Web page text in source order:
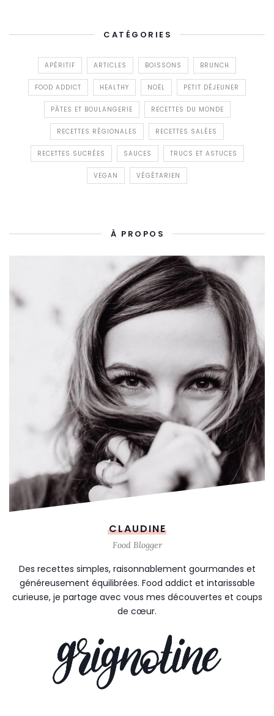
CATÉGORIES
APÉRITIF ARTICLES BOISSONS BRUNCH
FOOD ADDICT HEALTHY NOËL PETIT DÉJEUNER
PÂTES ET BOULANGERIE RECETTES DU MONDE
RECETTES RÉGIONALES RECETTES SALÉES
RECETTES SUCRÉES SAUCES TRUCS ET ASTUCES
VEGAN VÉGÉTARIEN
À PROPOS
CLAUDINE
Food Blogger
Des recettes simples, raisonnablement gourmandes et
généreusement équilibrées. Food addict et intarissable
curieuse, je partage avec vous mes découvertes et coups
de cœur.